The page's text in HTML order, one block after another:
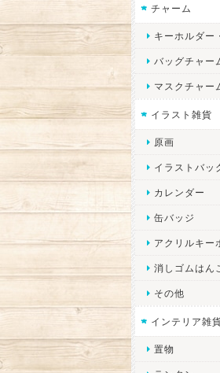
チャーム
キーホルダー
バッグチャー
マスクチャー
イラスト雑貨
原画
イラストバッ
カレンダー
缶バッジ
アクリルキー
消しゴムはん
その他
インテリア雑
置物